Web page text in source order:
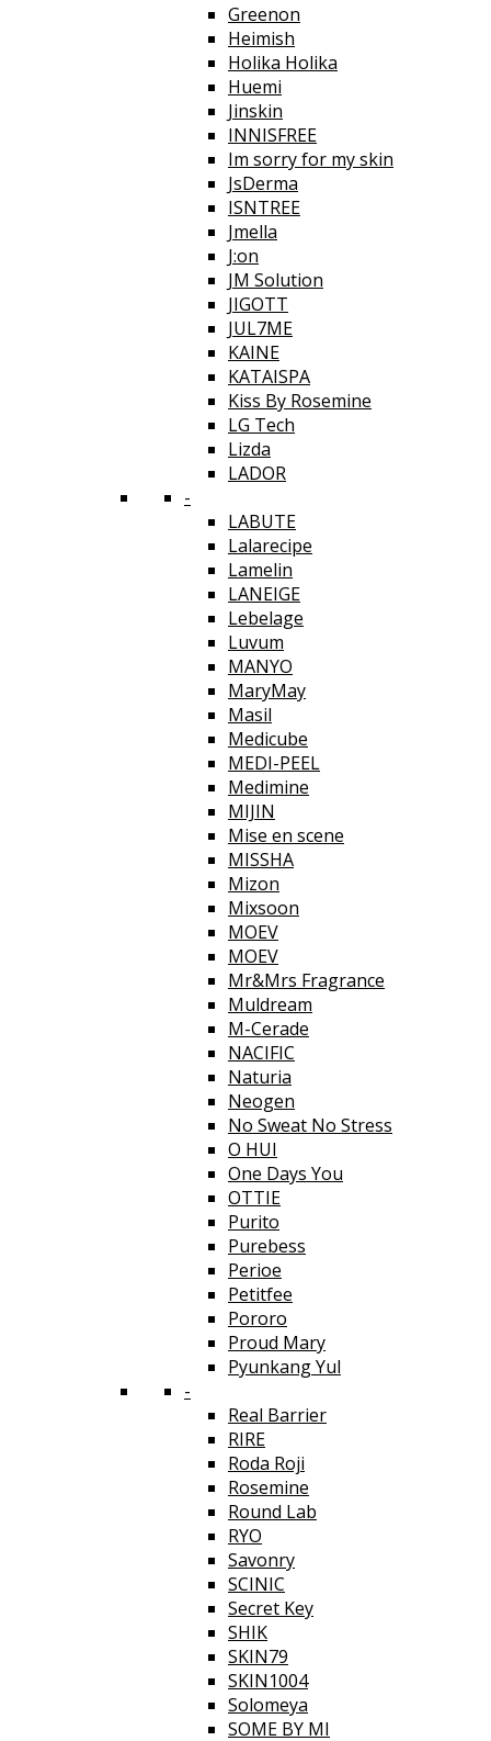
Greenon
Heimish
Holika Holika
Huemi
Jinskin
INNISFREE
Im sorry for my skin
JsDerma
ISNTREE
Jmella
J:on
JM Solution
JIGOTT
JUL7ME
KAINE
KATAISPA
Kiss By Rosemine
LG Tech
Lizda
LADOR
-
LABUTE
Lalarecipe
Lamelin
LANEIGE
Lebelage
Luvum
MANYO
MaryMay
Masil
Medicube
MEDI-PEEL
Medimine
MIJIN
Mise en scene
MISSHA
Mizon
Mixsoon
MOEV
MOEV
Mr&Mrs Fragrance
Muldream
M-Cerade
NACIFIC
Naturia
Neogen
No Sweat No Stress
O HUI
One Days You
OTTIE
Purito
Purebess
Perioe
Petitfee
Pororo
Proud Mary
Pyunkang Yul
-
Real Barrier
RIRE
Roda Roji
Rosemine
Round Lab
RYO
Savonry
SCINIC
Secret Key
SHIK
SKIN79
SKIN1004
Solomeya
SOME BY MI